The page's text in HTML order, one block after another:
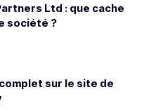
Ltd : que cache
société ?
sur le site de